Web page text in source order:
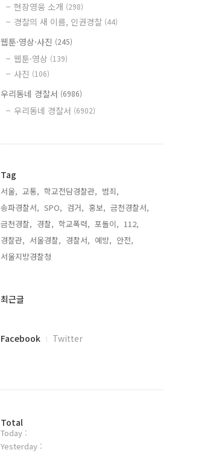
현장영웅 소개 (298)
경찰의 새 이름, 인권경찰 (44)
웹툰·영상·사진 (245)
웹툰·영상 (139)
사진 (106)
우리동네 경찰서 (6986)
우리동네 경찰서 (6902)
Tag
서울, 교통, 학교전담경찰관, 범죄,
송파경찰서, SPO, 검거, 홍보, 금천경찰서,
금천경찰, 경찰, 학교폭력, 포돌이, 112,
경찰관, 서울경찰, 경찰서, 예방, 안전,
서울지방경찰청,
최
최근글
페
플
러
그
Facebook Twitter
방
문
자
Total
Today :
Yesterday :